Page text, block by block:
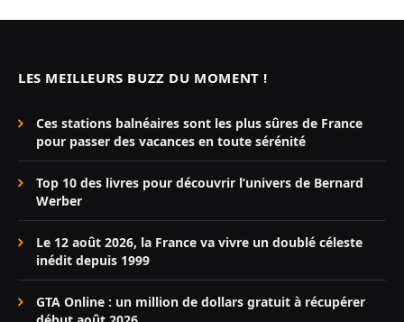
LES MEILLEURS BUZZ DU MOMENT !
Ces stations balnéaires sont les plus sûres de France
pour passer des vacances en toute sérénité
Top 10 des livres pour découvrir l’univers de Bernard
Werber
Le 12 août 2026, la France va vivre un doublé céleste
inédit depuis 1999
GTA Online : un million de dollars gratuit à récupérer